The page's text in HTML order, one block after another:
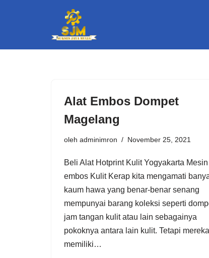
Alat Embos Dompet
Magelang
oleh adminimron November 25, 2021
Beli Alat Hotprint Kulit Yogyakarta Mesin
embos Kulit Kerap kita mengamati
kaum hawa yang benar-benar senang
mempunyai barang koleksi seperti
jam tangan kulit atau lain sebagainya
pokoknya antara lain kulit. Tetapi mereka
memiliki…